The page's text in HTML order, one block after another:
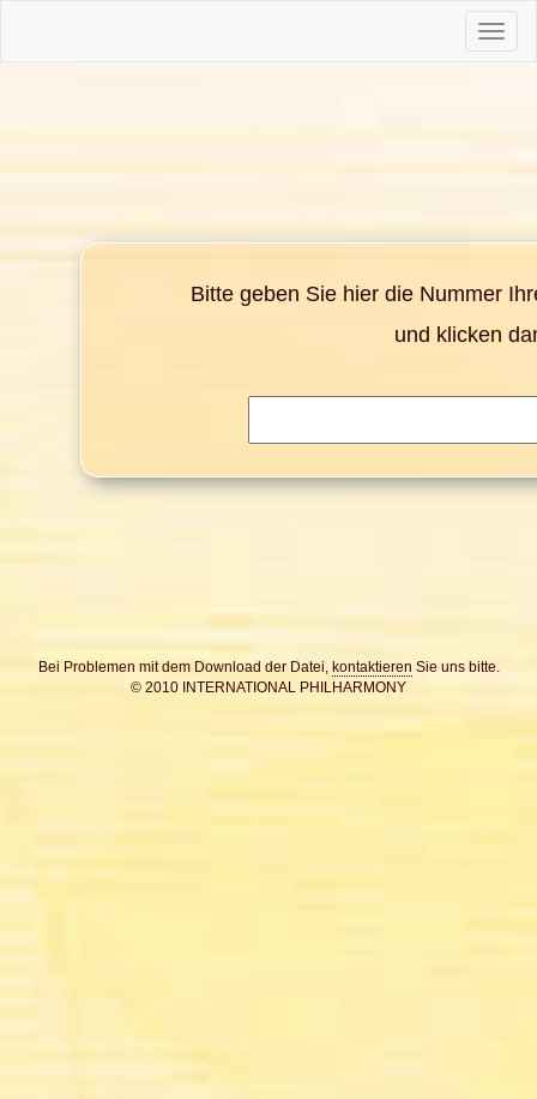
Toggle
Bitte geben Sie hier die Nummer
und klicken
Bei Problemen mit dem Download der Datei, kontaktieren Sie uns bitte.
© 2010 INTERNATIONAL PHILHARMONY